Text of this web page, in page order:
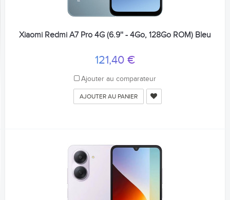
Xiaomi Redmi A7 Pro 4G (6.9'' - 4Go, 128Go ROM) Bleu
121,40 €
Ajouter au comparateur
AJOUTER AU PANIER